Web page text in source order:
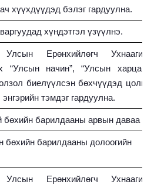
хүүхдүүдэд бэлэг гардуулна.
хүндэтгэл үзүүлнэ.
Ерөнхийлөгч Ухнаагийн
“Улсын начин”, “Улсын харцага”
биелүүлсэн бөхчүүдэд цолны
тэмдэг гардуулна.
бөхийн барилдааны арвын даваа
бөхийн барилдааны долоогийн
Ерөнхийлөгч Ухнаагийн